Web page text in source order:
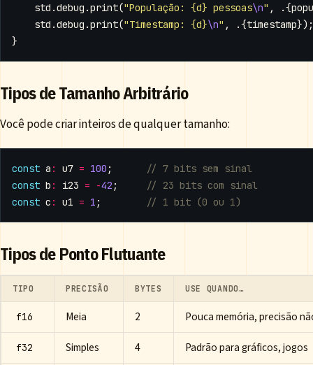
std .debug .print("População: {d} pessoas\n" , .{
std .debug .print("Timestamp: {d}\n" , .{timestamp});
}
Tipos de Tamanho Arbitrário
Você pode criar inteiros de qualquer tamanho:
const a : u7 = 100 ;
const b : i23 = -42 ;
const c : u1 = 1 ;
Tipos de Ponto Flutuante
TIPO PRECISÃO BYTES USE QUANDO…
f16 Meia 2 Pouca memória, precisão
f32 Simples 4 Padrão para gráficos, jogos